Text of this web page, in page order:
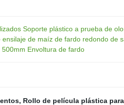
Soporte plástico a prueba de
ensilaje de maíz de fardo redondo
Envoltura de fardo
, Rollo de película plástica